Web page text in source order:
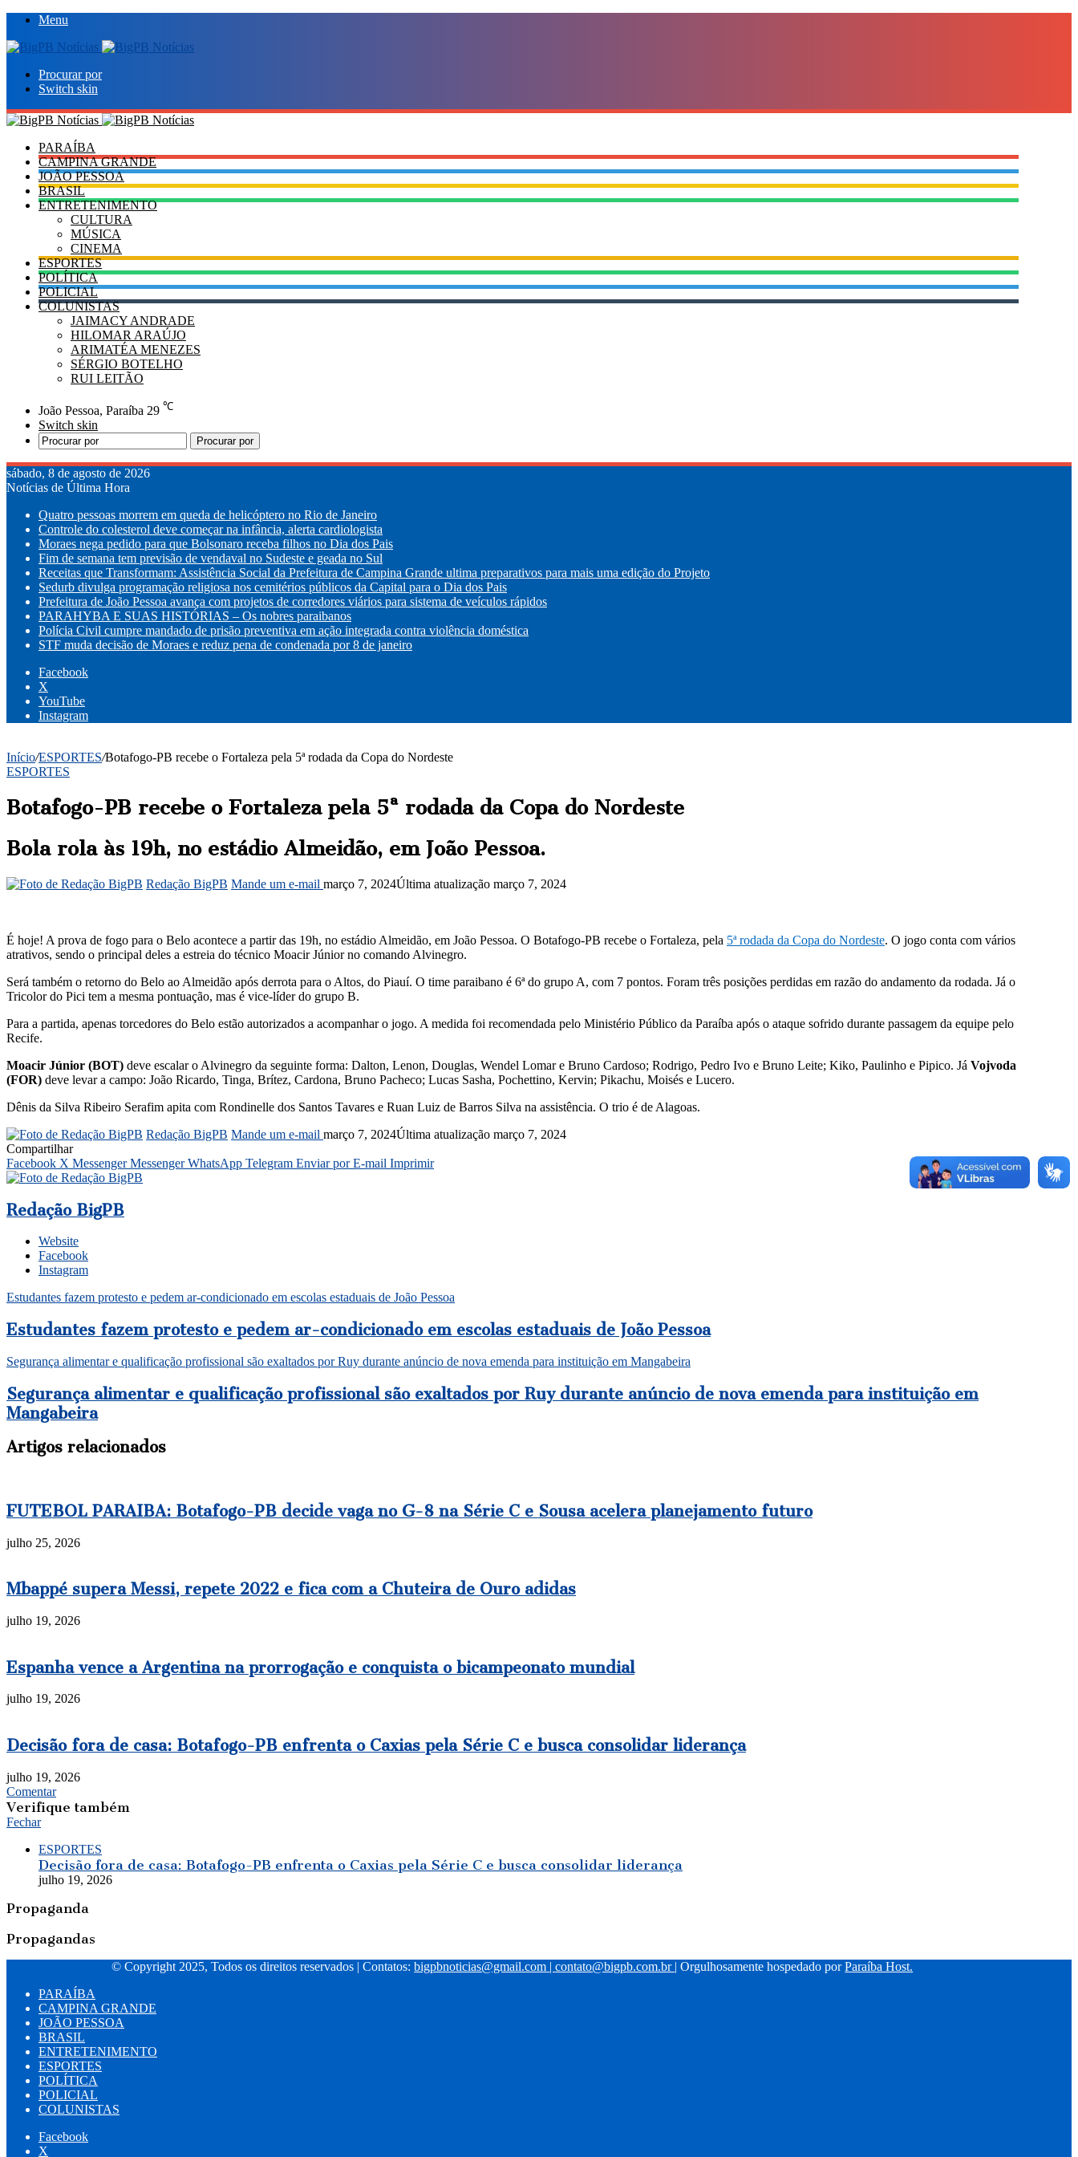
Menu
Procurar por
Switch skin
PARAÍBA
CAMPINA GRANDE
JOÃO PESSOA
BRASIL
ENTRETENIMENTO
CULTURA
MÚSICA
CINEMA
ESPORTES
POLÍTICA
POLICIAL
COLUNISTAS
JAIMACY ANDRADE
HILOMAR ARAÚJO
ARIMATÉA MENEZES
SÉRGIO BOTELHO
RUI LEITÃO
João Pessoa, Paraíba 29 ℃
Switch skin
Procurar por
sábado, 8 de agosto de 2026
Notícias de Última Hora
Quatro pessoas morrem em queda de helicóptero no Rio de Janeiro
Controle do colesterol deve começar na infância, alerta cardiologista
Moraes nega pedido para que Bolsonaro receba filhos no Dia dos Pais
Fim de semana tem previsão de vendaval no Sudeste e geada no Sul
Receitas que Transformam: Assistência Social da Prefeitura de Campina Grande ultima preparativos para mais uma edição do Projeto
Sedurb divulga programação religiosa nos cemitérios públicos da Capital para o Dia dos Pais
Prefeitura de João Pessoa avança com projetos de corredores viários para sistema de veículos rápidos
PARAHYBA E SUAS HISTÓRIAS – Os nobres paraibanos
Polícia Civil cumpre mandado de prisão preventiva em ação integrada contra violência doméstica
STF muda decisão de Moraes e reduz pena de condenada por 8 de janeiro
Facebook
X
YouTube
Instagram
Início/ESPORTES/Botafogo-PB recebe o Fortaleza pela 5ª rodada da Copa do Nordeste
ESPORTES
Botafogo-PB recebe o Fortaleza pela 5ª rodada da Copa do Nordeste
Bola rola às 19h, no estádio Almeidão, em João Pessoa.
Redação BigPB Mande um e-mail março 7, 2024Última atualização março 7, 2024
É hoje! A prova de fogo para o Belo acontece a partir das 19h, no estádio Almeidão, em João Pessoa. O Botafogo-PB recebe o Fortaleza, pela 5ª rodada da Copa do Nordeste. O jogo conta com vários
atrativos, sendo o principal deles a estreia do técnico Moacir Júnior no comando Alvinegro.
Será também o retorno do Belo ao Almeidão após derrota para o Altos, do Piauí. O time paraibano é 6ª do grupo A, com 7 pontos. Foram três posições perdidas em razão do andamento da rodada. Já o
Tricolor do Pici tem a mesma pontuação, mas é vice-líder do grupo B.
Para a partida, apenas torcedores do Belo estão autorizados a acompanhar o jogo. A medida foi recomendada pelo Ministério Público da Paraíba após o ataque sofrido durante passagem da equipe pelo
Recife.
Moacir Júnior (BOT) deve escalar o Alvinegro da seguinte forma: Dalton, Lenon, Douglas, Wendel Lomar e Bruno Cardoso; Rodrigo, Pedro Ivo e Bruno Leite; Kiko, Paulinho e Pipico. Já Vojvoda
(FOR) deve levar a campo: João Ricardo, Tinga, Brítez, Cardona, Bruno Pacheco; Lucas Sasha, Pochettino, Kervin; Pikachu, Moisés e Lucero.
Dênis da Silva Ribeiro Serafim apita com Rondinelle dos Santos Tavares e Ruan Luiz de Barros Silva na assistência. O trio é de Alagoas.
Redação BigPB Mande um e-mail março 7, 2024Última atualização março 7, 2024
Compartilhar
Facebook X Messenger Messenger WhatsApp Telegram Enviar por E-mail Imprimir
Redação BigPB
Website
Facebook
Instagram
Estudantes fazem protesto e pedem ar-condicionado em escolas estaduais de João Pessoa
Estudantes fazem protesto e pedem ar-condicionado em escolas estaduais de João Pessoa
Segurança alimentar e qualificação profissional são exaltados por Ruy durante anúncio de nova emenda para instituição em Mangabeira
Segurança alimentar e qualificação profissional são exaltados por Ruy durante anúncio de nova emenda para instituição em
Mangabeira
Artigos relacionados
FUTEBOL PARAIBA: Botafogo-PB decide vaga no G-8 na Série C e Sousa acelera planejamento futuro
julho 25, 2026
Mbappé supera Messi, repete 2022 e fica com a Chuteira de Ouro adidas
julho 19, 2026
Espanha vence a Argentina na prorrogação e conquista o bicampeonato mundial
julho 19, 2026
Decisão fora de casa: Botafogo-PB enfrenta o Caxias pela Série C e busca consolidar liderança
julho 19, 2026
Comentar
Verifique também
Fechar
ESPORTES
Decisão fora de casa: Botafogo-PB enfrenta o Caxias pela Série C e busca consolidar liderança
julho 19, 2026
Propaganda
Propagandas
© Copyright 2025, Todos os direitos reservados | Contatos:bigpbnoticias@gmail.com |contato@bigpb.com.br | Orgulhosamente hospedado porParaíba Host.
PARAÍBA
CAMPINA GRANDE
JOÃO PESSOA
BRASIL
ENTRETENIMENTO
ESPORTES
POLÍTICA
POLICIAL
COLUNISTAS
Facebook
X